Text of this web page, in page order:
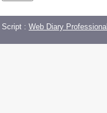
Script : Web Diary Professional